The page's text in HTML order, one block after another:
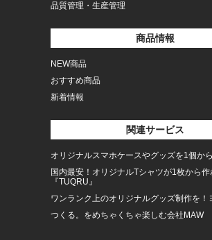
品質管理・生産管理
商品情報
NEW商品
おすすめ商品
新着情報
関連サービス
オリジナルスマホケースやグッズを1個か
国内最安！オリジナルTシャツが1枚から作
『TUQRU』
ワンランク上のオリジナルグッズ制作を！
つくる。をめちゃくちゃ楽しむ会社MAW